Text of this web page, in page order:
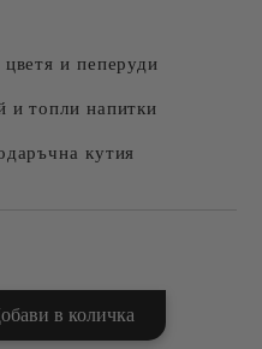
и пеперуди
и топли напитки
кутия